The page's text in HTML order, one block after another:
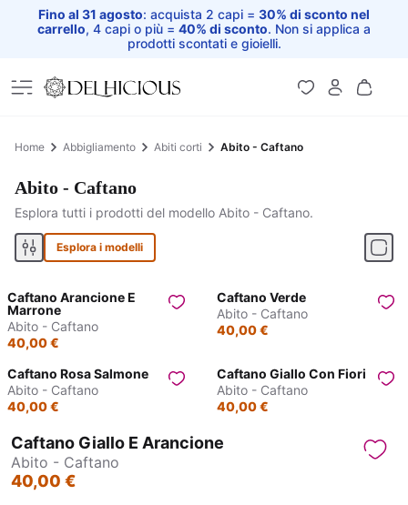
Fino al 31 agosto: acquista 2 capi = 30% di sconto nel
carrello, 4 capi o più = 40% di sconto. Non si applica a
prodotti scontati e gioielli.
Home
Home Abbigliamento Abiti corti Abito - Caftano
Abito - Caftano
Esplora tutti i prodotti del modello Abito - Caftano.
Esplora i modelli
Caftano Arancione E
Marrone
Abito - Caftano
40,00 €
Caftano Verde
Abito - Caftano
40,00 €
Caftano Rosa Salmone
Abito - Caftano
40,00 €
Caftano Giallo Con Fiori
Abito - Caftano
40,00 €
Caftano Giallo E Arancione
Abito - Caftano
40,00 €